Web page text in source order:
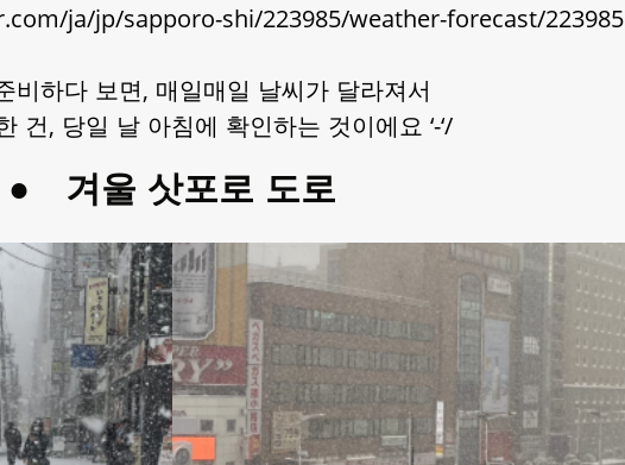
ja/jp/sapporo-shi/223985/weather-forecast/223985
비하다 보면, 매일매일 날씨가 달라져서
건, 당일 날 아침에 확인하는 것이에요 ‘-‘/
● 겨울 삿포로 도로